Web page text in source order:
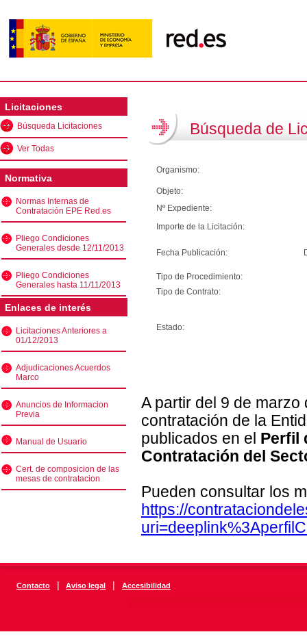
Licitaciones
Búsqueda Licitaciones
Ver Todas
Normativa
Normas Internas de
Contratación EPE Red.es
Pliego Condiciones
Generales desde 12/11/2013
Pliego Condiciones
Generales hasta 11/11/2013
Enlaces de interés
Licitaciones Anteriores a
01/12/2013
Adjudicaciones Acuerdos
Marco
Anuncios de Informacion
Previa
Manual de Usuario
Cert. de composicion de las
mesas de contratacion
Búsqueda de
Organismo:
Objeto:
Nº Expediente:
Importe de la Licitación:
Fecha Publicación:
Tipo de Procedimiento:
Tipo de Contrato:
Estado:
A partir del 9 de
contratación de la
publicados en el Perfil
Contratación del
Pueden consultar los
https://
Contacto | Aviso legal | Accesibilidad